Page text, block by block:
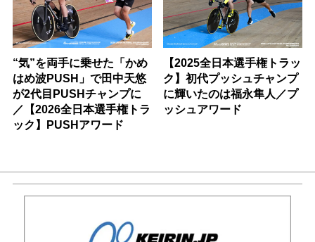
“気”を両手に乗せた「かめ
はめ波PUSH」で田中天悠
が2代目PUSHチャンプに
／【2026全日本選手権トラ
ック】PUSHアワード
【2025全日本選手権トラッ
ク】初代プッシュチャンプ
に輝いたのは福永隼人／プ
ッシュアワード